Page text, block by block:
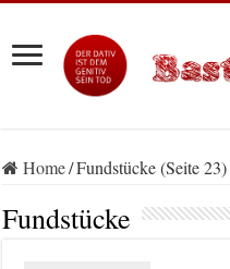
Home/Fundstücke (Seite 23)
Fundstücke